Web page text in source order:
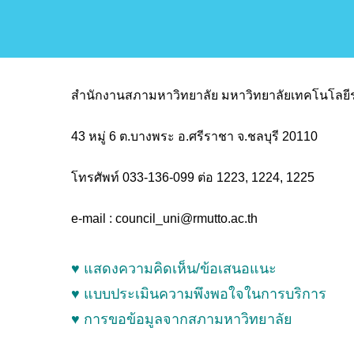
สำนักงานสภามหาวิทยาลัย มหาวิทยาลัยเทคโนโล
43 หมู่ 6 ต.บางพระ อ.ศรีราชา จ.ชลบุรี 20110
โทรศัพท์ 033-136-099 ต่อ 1223, 1224, 1225
e-mail :council_uni@rmutto.ac.th
♥ แสดงความคิดเห็น/ข้อเสนอแนะ
♥ แบบประเมินความพึงพอใจในการบริการ
♥ การขอข้อมูลจากสภามหาวิทยาลัย